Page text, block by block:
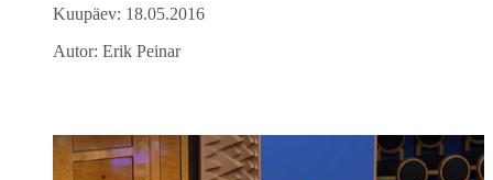
Kuupäev: 18.05.2016
Autor: Erik Peinar